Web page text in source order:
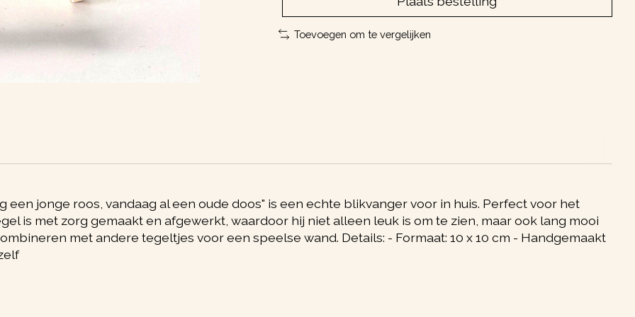
Toevoegen om te vergelijken
jonge roos, vandaag al een oude doos" is een echte blikvanger voor in huis. Perfect voor het
is met zorg gemaakt en afgewerkt, waardoor hij niet alleen leuk is om te zien, maar ook lang mooi
met andere tegeltjes voor een speelse wand. Details: - Formaat: 10 x 10 cm - Handgemaakt